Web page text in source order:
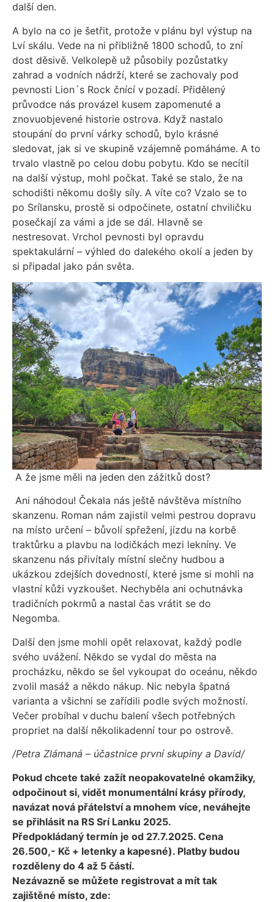
další den.
A bylo na co je šetřit, protože v plánu byl výstup na
Lví skálu. Vede na ni přibližně 1800 schodů, to zní
dost děsivě. Velkolepě už působily pozůstatky
zahrad a vodních nádrží, které se zachovaly pod
pevnosti Lion´s Rock čnící v pozadí. Přidělený
průvodce nás provázel kusem zapomenuté a
znovuobjevené historie ostrova. Když nastalo
stoupání do první várky schodů, bylo krásné
sledovat, jak si ve skupině vzájemně pomáháme. A to
trvalo vlastně po celou dobu pobytu. Kdo se necítil
na další výstup, mohl počkat. Také se stalo, že na
schodišti někomu došly síly. A víte co? Vzalo se to
po Srílansku, prostě si odpočinete, ostatní chviličku
posečkají za vámi a jde se dál. Hlavně se
nestresovat. Vrchol pevnosti byl opravdu
spektakulární – výhled do dalekého okolí a jeden by
si připadal jako pán světa.
A že jsme měli na jeden den zážitků dost?
Ani náhodou! Čekala nás ještě návštěva místního
skanzenu. Roman nám zajistil velmi pestrou dopravu
na místo určení – bůvolí spřežení, jízdu na korbě
traktůrku a plavbu na lodičkách mezi lekníny. Ve
skanzenu nás přivítaly místní slečny hudbou a
ukázkou zdejších dovedností, které jsme si mohli na
vlastní kůži vyzkoušet. Nechyběla ani ochutnávka
tradičních pokrmů a nastal čas vrátit se do
Negomba.
Další den jsme mohli opět relaxovat, každý podle
svého uvážení. Někdo se vydal do města na
procházku, někdo se šel vykoupat do oceánu, někdo
zvolil masáž a někdo nákup. Nic nebyla špatná
varianta a všichni se zařídili podle svých možností.
Večer probíhal v duchu balení všech potřebných
propriet na další několikadenní tour po ostrově.
/Petra Zlámaná – účastnice první skupiny a David/
Pokud chcete také zažít neopakovatelné okamžiky,
odpočinout si, vidět monumentální krásy přírody,
navázat nová přátelství a mnohem více, neváhejte
se přihlásit na RS Srí Lanku 2025.
Předpokládaný termín je od 27.7.2025. Cena
26.500,- Kč + letenky a kapesné). Platby budou
rozděleny do 4 až 5 částí.
Nezávazně se můžete registrovat a mít tak
zajištěné místo, zde: